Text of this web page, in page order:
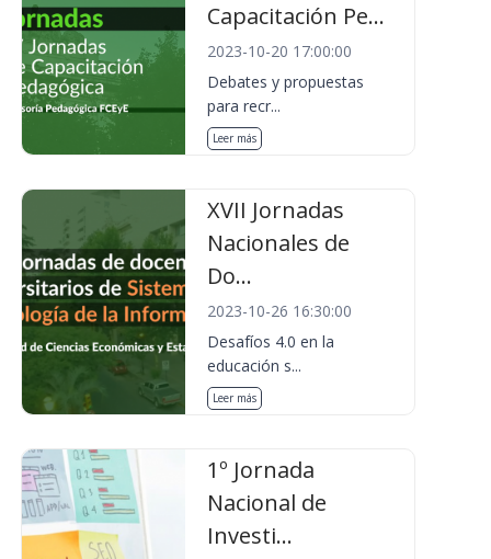
Capacitación Pe...
2023-10-20 17:00:00
Debates y propuestas
para recr...
Leer más
XVII Jornadas
Nacionales de
Do...
2023-10-26 16:30:00
Desafíos 4.0 en la
educación s...
Leer más
1º Jornada
Nacional de
Investi...